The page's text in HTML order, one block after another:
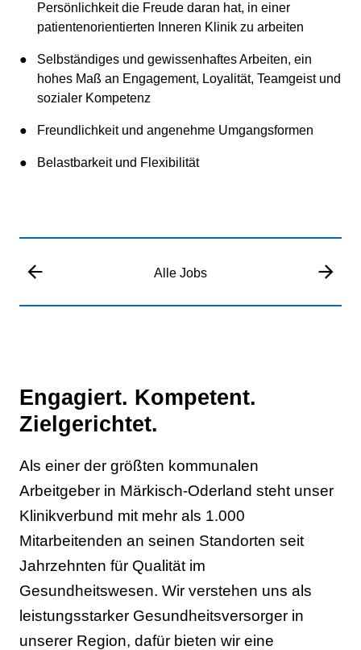
Persönlichkeit die Freude daran hat, in einer
patientenorientierten Inneren Klinik zu arbeiten
Selbständiges und gewissenhaftes Arbeiten, ein
hohes Maß an Engagement, Loyalität, Teamgeist und
sozialer Kompetenz
Freundlichkeit und angenehme Umgangsformen
Belastbarkeit und Flexibilität
Alle Jobs
Engagiert. Kompetent.
Zielgerichtet.
Als einer der größten kommunalen
Arbeitgeber in Märkisch-Oderland steht unser
Klinikverbund mit mehr als 1.000
Mitarbeitenden an seinen Standorten seit
Jahrzehnten für Qualität im
Gesundheitswesen. Wir verstehen uns als
leistungsstarker Gesundheitsversorger in
unserer Region, dafür bieten wir eine